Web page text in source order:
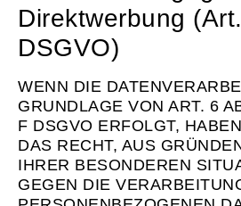
Direktwerbung
DSGVO)
WENN DIE
GRUNDLAGE VON ART. 6
F DSGVO ERFOLGT,
DAS RECHT, AUS
IHRER BESONDEREN
GEGEN DIE